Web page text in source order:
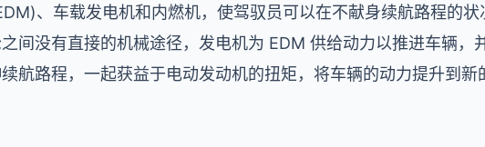
、车载发电机和内燃机，使驾驭员可以在不献身续航路程的状
间没有直接的机械途径，发电机为 EDM 供给动力以推进车辆，
航路程，一起获益于电动发动机的扭矩，将车辆的动力提升到新